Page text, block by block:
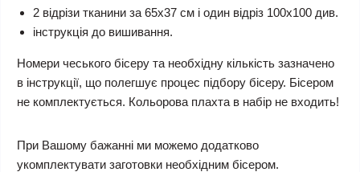
2 відрізи тканини за 65х37 см і один відріз 100х100 див.
інструкція до вишивання.
Номери чеського бісеру та необхідну кількість зазначено
в інструкції, що полегшує процес підбору бісеру. Бісером
не комплектується. Кольорова плахта в набір не входить!
При Вашому бажанні ми можемо додатково
укомплектувати заготовки необхідним бісером.